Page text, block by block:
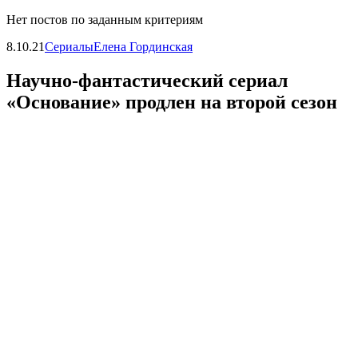
Нет постов по заданным критериям
8.10.21СериалыЕлена Гординская
Научно-фантастический сериал
«Основание» продлен на второй сезон